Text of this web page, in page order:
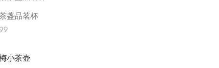
5
盏品茗杯